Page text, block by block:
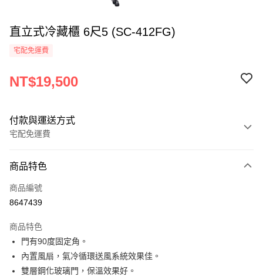
直立式冷藏櫃 6尺5 (SC-412FG)
宅配免運費
NT$19,500
付款與運送方式
宅配免運費
信用卡一次付款
LINE Pay
街口支付
悠遊付
商品特色
商品編號
8647439
商品特色
門有90度固定角。
內置風扇，氣冷循環送風系統效果佳。
雙層鋼化玻璃門，保溫效果好。